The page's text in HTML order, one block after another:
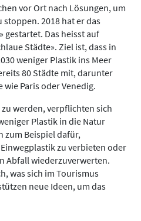
vor Ort nach Lösungen, um
2018 hat er das
gestartet. Das heisst auf
Städte». Ziel ist, dass in
weniger Plastik ins Meer
80 Städte mit, darunter
wie Paris oder Venedig.
zu werden, verpflichten sich
Plastik in die Natur
zum Beispiel dafür,
zu verbieten oder
Abfall wiederzuverwerten.
was sich im Tourismus
neue Ideen, um das